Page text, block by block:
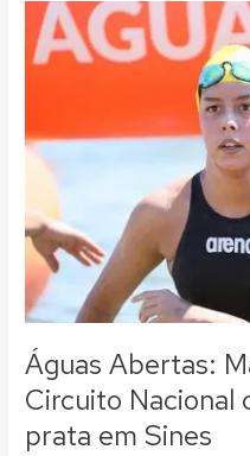
Águas Abertas:
Circuito Nacional
prata em Sines
Águas
Abertas:
Marta
Circuito
Nacional
medalha
de
prata
em
Sines